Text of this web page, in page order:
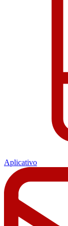
Aplicativo